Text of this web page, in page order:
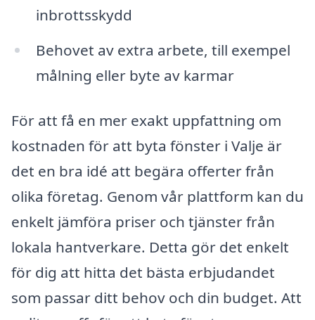
inbrottsskydd
Behovet av extra arbete, till exempel
målning eller byte av karmar
För att få en mer exakt uppfattning om
kostnaden för att byta fönster i Valje är
det en bra idé att begära offerter från
olika företag. Genom vår plattform kan du
enkelt jämföra priser och tjänster från
lokala hantverkare. Detta gör det enkelt
för dig att hitta det bästa erbjudandet
som passar ditt behov och din budget. Att